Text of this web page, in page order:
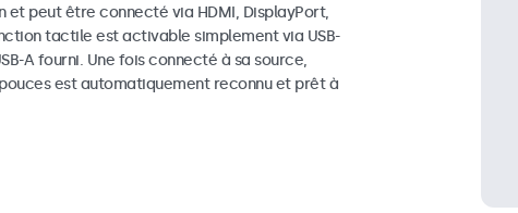
et peut être connecté via HDMI, DisplayPort,
tactile est activable simplement via USB-
A fourni. Une fois connecté à sa source,
est automatiquement reconnu et prêt à